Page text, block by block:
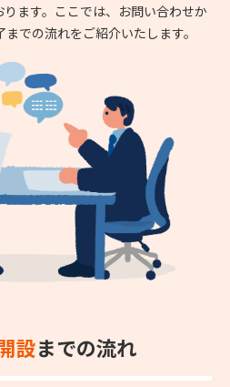
ます。ここでは、お問い合わせか
での流れをご紹介いたします。
設までの流れ